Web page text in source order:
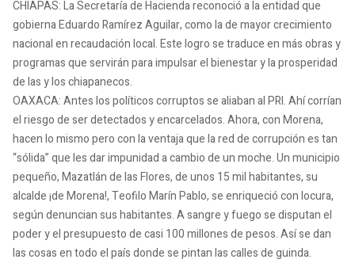
CHIAPAS: La Secretaría de Hacienda reconoció a la entidad que
gobierna Eduardo Ramírez Aguilar, como la de mayor crecimiento
nacional en recaudación local. Este logro se traduce en más obras y
programas que servirán para impulsar el bienestar y la prosperidad
de las y los chiapanecos.
OAXACA: Antes los políticos corruptos se aliaban al PRI. Ahí corrían
el riesgo de ser detectados y encarcelados. Ahora, con Morena,
hacen lo mismo pero con la ventaja que la red de corrupción es tan
“sólida” que les dar impunidad a cambio de un moche. Un municipio
pequeño, Mazatlán de las Flores, de unos 15 mil habitantes, su
alcalde ¡de Morena!, Teofilo Marín Pablo, se enriqueció con locura,
según denuncian sus habitantes. A sangre y fuego se disputan el
poder y el presupuesto de casi 100 millones de pesos. Así se dan
las cosas en todo el país donde se pintan las calles de guinda.